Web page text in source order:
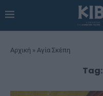
Αρχική » Αγία Σκέπη
Tag: